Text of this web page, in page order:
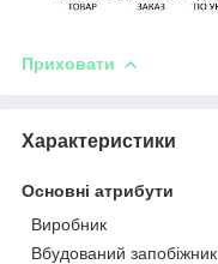
Приховати
Характеристики
Основні атрибути
Виробник
Вбудований запобіжник